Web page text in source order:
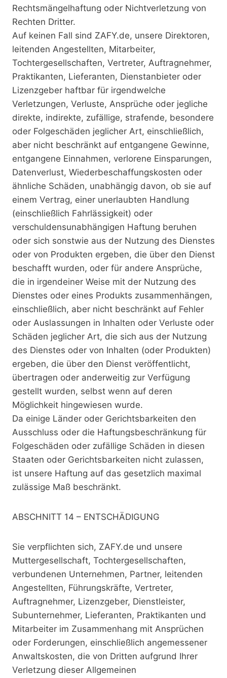
Rechtsmängelhaftung oder Nichtverletzung von
Rechten Dritter.
Auf keinen Fall sind ZAFY.de, unsere Direktoren,
leitenden Angestellten, Mitarbeiter,
Tochtergesellschaften, Vertreter, Auftragnehmer,
Praktikanten, Lieferanten, Dienstanbieter oder
Lizenzgeber haftbar für irgendwelche
Verletzungen, Verluste, Ansprüche oder jegliche
direkte, indirekte, zufällige, strafende, besondere
oder Folgeschäden jeglicher Art, einschließlich,
aber nicht beschränkt auf entgangene Gewinne,
entgangene Einnahmen, verlorene Einsparungen,
Datenverlust, Wiederbeschaffungskosten oder
ähnliche Schäden, unabhängig davon, ob sie auf
einem Vertrag, einer unerlaubten Handlung
(einschließlich Fahrlässigkeit) oder
verschuldensunabhängigen Haftung beruhen
oder sich sonstwie aus der Nutzung des Dienstes
oder von Produkten ergeben, die über den Dienst
beschafft wurden, oder für andere Ansprüche,
die in irgendeiner Weise mit der Nutzung des
Dienstes oder eines Produkts zusammenhängen,
einschließlich, aber nicht beschränkt auf Fehler
oder Auslassungen in Inhalten oder Verluste oder
Schäden jeglicher Art, die sich aus der Nutzung
des Dienstes oder von Inhalten (oder Produkten)
ergeben, die über den Dienst veröffentlicht,
übertragen oder anderweitig zur Verfügung
gestellt wurden, selbst wenn auf deren
Möglichkeit hingewiesen wurde.
Da einige Länder oder Gerichtsbarkeiten den
Ausschluss oder die Haftungsbeschränkung für
Folgeschäden oder zufällige Schäden in diesen
Staaten oder Gerichtsbarkeiten nicht zulassen,
ist unsere Haftung auf das gesetzlich maximal
zulässige Maß beschränkt.
ABSCHNITT 14 – ENTSCHÄDIGUNG
Sie verpflichten sich, ZAFY.de und unsere
Muttergesellschaft, Tochtergesellschaften,
verbundenen Unternehmen, Partner, leitenden
Angestellten, Führungskräfte, Vertreter,
Auftragnehmer, Lizenzgeber, Dienstleister,
Subunternehmer, Lieferanten, Praktikanten und
Mitarbeiter im Zusammenhang mit Ansprüchen
oder Forderungen, einschließlich angemessener
Anwaltskosten, die von Dritten aufgrund Ihrer
Verletzung dieser Allgemeinen